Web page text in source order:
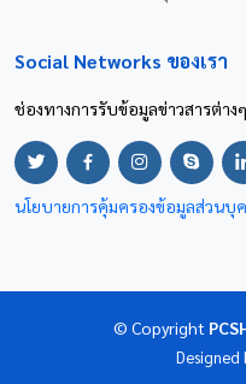
Social Networks ของเรา
ช่องทางการรับข้อมูลข่าวสารต่าง
นโยบายการคุ้มครองข้อมูลส่วนบุ
© Copyright
Designed